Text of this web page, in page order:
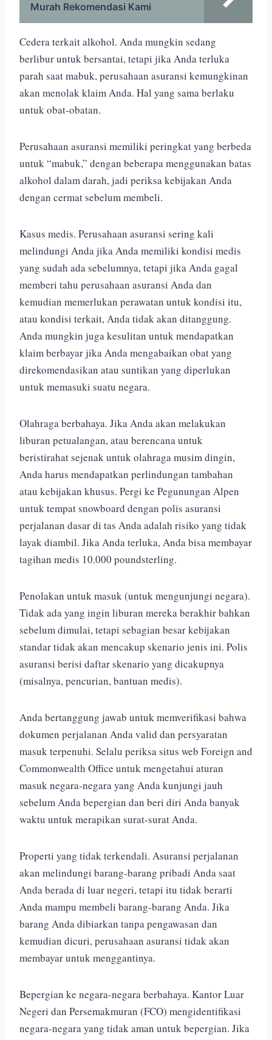
Murah Rekomendasi Kami
Cedera terkait alkohol. Anda mungkin sedang
berlibur untuk bersantai, tetapi jika Anda terluka
parah saat mabuk, perusahaan asuransi kemungkinan
akan menolak klaim Anda. Hal yang sama berlaku
untuk obat-obatan.
Perusahaan asuransi memiliki peringkat yang berbeda
untuk “mabuk,” dengan beberapa menggunakan batas
alkohol dalam darah, jadi periksa kebijakan Anda
dengan cermat sebelum membeli.
Kasus medis. Perusahaan asuransi sering kali
melindungi Anda jika Anda memiliki kondisi medis
yang sudah ada sebelumnya, tetapi jika Anda gagal
memberi tahu perusahaan asuransi Anda dan
kemudian memerlukan perawatan untuk kondisi itu,
atau kondisi terkait, Anda tidak akan ditanggung.
Anda mungkin juga kesulitan untuk mendapatkan
klaim berbayar jika Anda mengabaikan obat yang
direkomendasikan atau suntikan yang diperlukan
untuk memasuki suatu negara.
Olahraga berbahaya. Jika Anda akan melakukan
liburan petualangan, atau berencana untuk
beristirahat sejenak untuk olahraga musim dingin,
Anda harus mendapatkan perlindungan tambahan
atau kebijakan khusus. Pergi ke Pegunungan Alpen
untuk tempat snowboard dengan polis asuransi
perjalanan dasar di tas Anda adalah risiko yang tidak
layak diambil. Jika Anda terluka, Anda bisa membayar
tagihan medis 10.000 poundsterling.
Penolakan untuk masuk (untuk mengunjungi negara).
Tidak ada yang ingin liburan mereka berakhir bahkan
sebelum dimulai, tetapi sebagian besar kebijakan
standar tidak akan mencakup skenario jenis ini. Polis
asuransi berisi daftar skenario yang dicakupnya
(misalnya, pencurian, bantuan medis).
Anda bertanggung jawab untuk memverifikasi bahwa
dokumen perjalanan Anda valid dan persyaratan
masuk terpenuhi. Selalu periksa situs web Foreign and
Commonwealth Office untuk mengetahui aturan
masuk negara-negara yang Anda kunjungi jauh
sebelum Anda bepergian dan beri diri Anda banyak
waktu untuk merapikan surat-surat Anda.
Properti yang tidak terkendali. Asuransi perjalanan
akan melindungi barang-barang pribadi Anda saat
Anda berada di luar negeri, tetapi itu tidak berarti
Anda mampu membeli barang-barang Anda. Jika
barang Anda dibiarkan tanpa pengawasan dan
kemudian dicuri, perusahaan asuransi tidak akan
membayar untuk menggantinya.
Bepergian ke negara-negara berbahaya. Kantor Luar
Negeri dan Persemakmuran (FCO) mengidentifikasi
negara-negara yang tidak aman untuk bepergian. Jika